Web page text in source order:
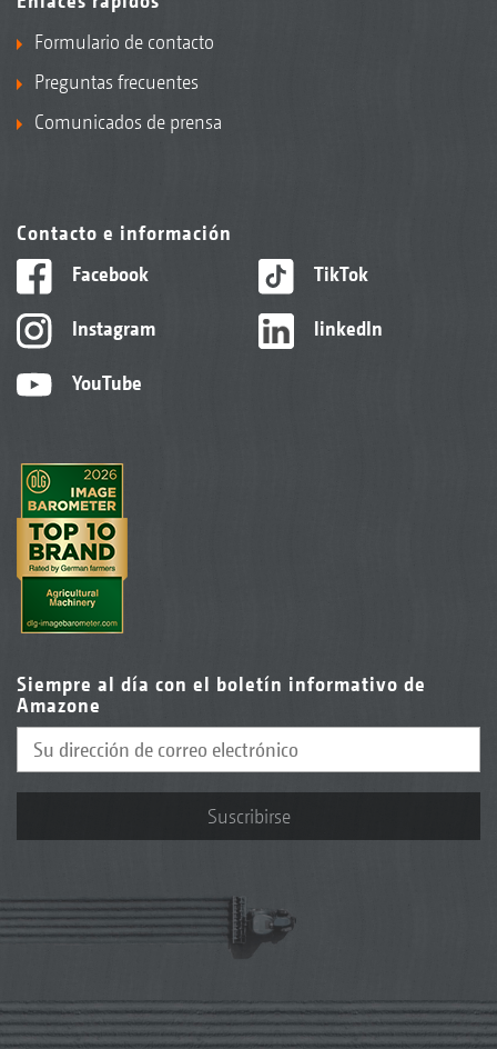
Haba
Calabaza
Sorgo
Formulario de contacto
Preguntas frecuentes
Comunicados de prensa
Contacto e información
Facebook
Instagram
YouTube
TikTok
linkedIn
Siempre al día con el boletín informativo de
Amazone
Suscribirse